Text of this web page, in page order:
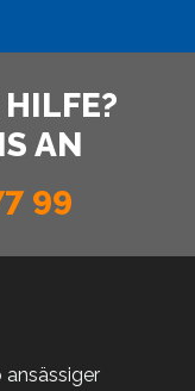
AN
99
ansässiger